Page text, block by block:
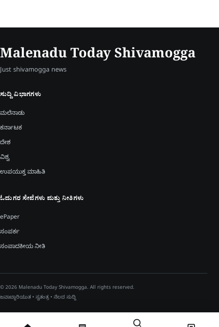
Malenadu Today Shivamogga
Just shivamogga news
ಸುದ್ದಿ ವಿಭಾಗಗಳು
ಮಲೆನಾಡು
ಕರ್ನಾಟಕ
ದೇಶ
ವಿಶ್ವ
ಉಪಯುಕ್ತ ಮಾಹಿತಿ
ಓದುಗರ ಸೇವೆಗಳು ಮತ್ತು ನೀತಿಗಳು
ePaper
ಸಂಪರ್ಕ
ಸಂಪಾದಕೀಯ ನೀತಿ
© 2026 Malenadu Today Shivamogga. All rights reserved.
ಜವಾಬ್ದಾರಿಯುತ • ಸ್ವತಂತ್ರ • ನೆಲದ ಸುದ್ದಿ